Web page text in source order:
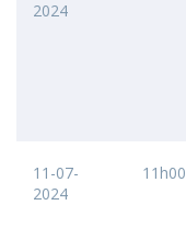
2024
11-07-
2024
11h00